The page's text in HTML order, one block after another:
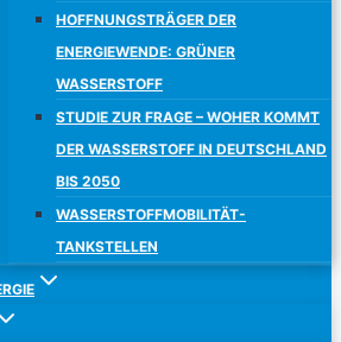
HOFFNUNGSTRÄGER DER
ENERGIEWENDE: GRÜNER
WASSERSTOFF
STUDIE ZUR FRAGE – WOHER KOMMT
DER WASSERSTOFF IN DEUTSCHLAND
BIS 2050
WASSERSTOFFMOBILITÄT-
TANKSTELLEN